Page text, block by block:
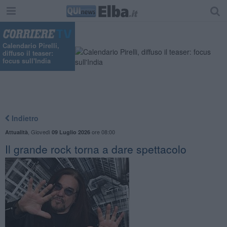
Calendario Pirelli,
diffuso il teaser:
focus sull'India
Indietro
Attualità Giovedì 09 Luglio 2026ore 08:00
Il grande rock torna a dare spettacolo